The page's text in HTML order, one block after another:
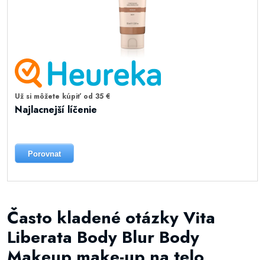
Už si môžete kúpiť od 35 €
Najlacnejší líčenie
Porovnat
Často kladené otázky Vita
Liberata Body Blur Body